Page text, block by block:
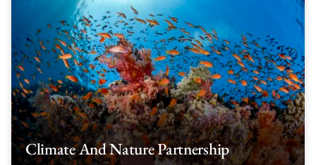
Climate And Nature Partnership